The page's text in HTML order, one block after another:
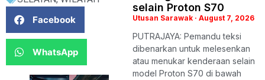
Facebook
WhatsApp
selain Proton S70
Utusan Sarawak August 7, 2026
PUTRAJAYA: Pemandu teksi
dibenarkan untuk melesenkan
atau menukar kenderaan selain
model Proton S70 di bawah